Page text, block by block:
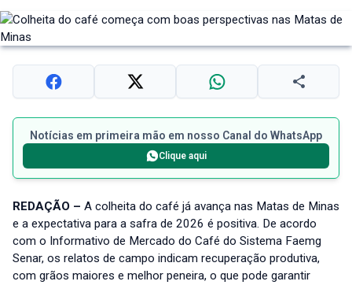
Notícias em primeira mão em nosso Canal do WhatsApp
Clique aqui
REDAÇÃO – A colheita do café já avança nas Matas de Minas
e a expectativa para a safra de 2026 é positiva. De acordo
com o Informativo de Mercado do Café do Sistema Faemg
Senar, os relatos de campo indicam recuperação produtiva,
com grãos maiores e melhor peneira, o que pode garantir